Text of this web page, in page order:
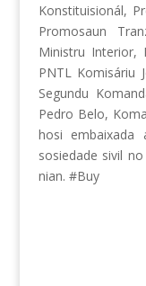
Konstituisionál,
Promosaun
Ministru Interior,
PNTL Komisáriu
Segundu
Pedro Belo,
hosi embaixada
sosiedade sivil
nian. #Buy